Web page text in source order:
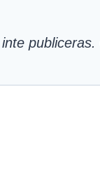
publiceras.